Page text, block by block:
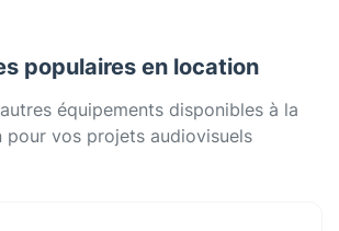
populaires en location
équipements disponibles à la
pour vos projets audiovisuels